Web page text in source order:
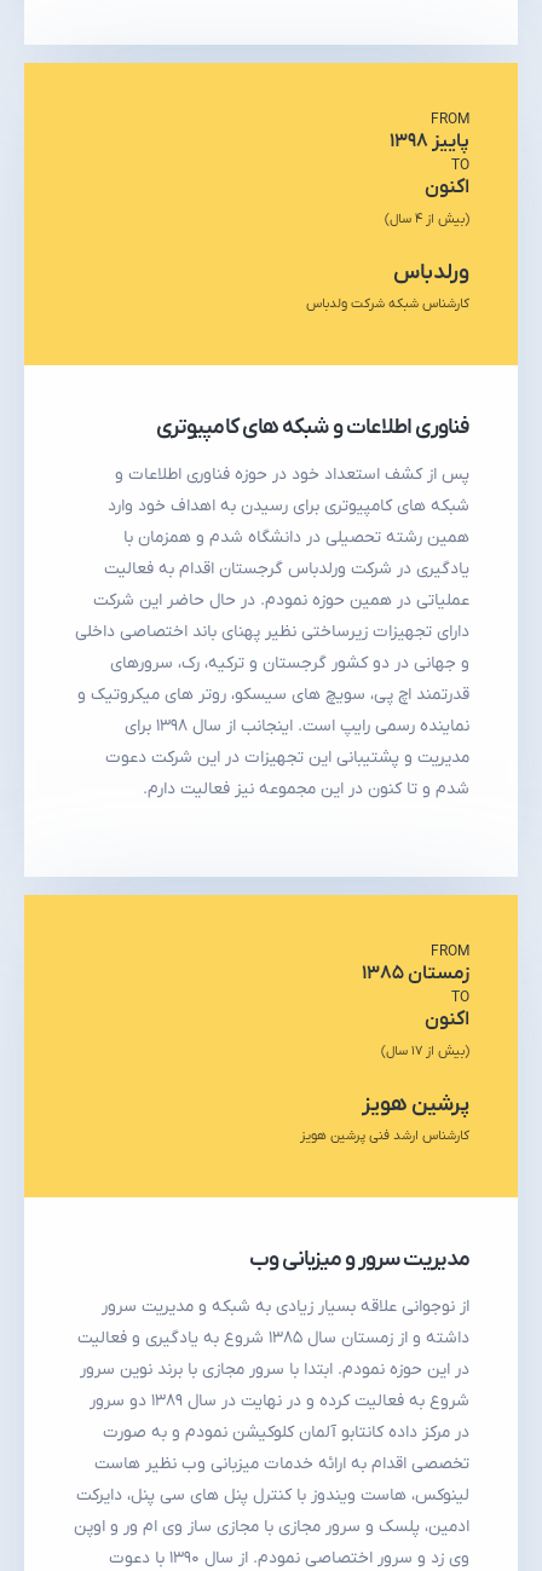
FROM
پاییز ۱۳۹۸
TO
اکنون
(بیش از ۴ سال)
ورلدباس
کارشناس شبکه شرکت ولدباس
فناوری اطلاعات و شبکه های کامپیوتری
پس از کشف استعداد خود در حوزه فناوری اطلاعات و
شبکه های کامپیوتری برای رسیدن به اهداف خود وارد
همین رشته تحصیلی در دانشگاه شدم و همزمان با
یادگیری در شرکت ورلدباس گرجستان اقدام به فعالیت
عملیاتی در همین حوزه نمودم. در حال حاضر این شرکت
دارای تجهیزات زیرساختی نظیر پهنای باند اختصاصی داخلی
و جهانی در دو کشور گرجستان و ترکیه، رک، سرورهای
قدرتمند اچ پی، سویچ های سیسکو، روتر های میکروتیک و
نماینده رسمی رایپ است. اینجانب از سال ۱۳۹۸ برای
مدیریت و پشتیبانی این تجهیزات در این شرکت دعوت
شدم و تا کنون در این مجموعه نیز فعالیت دارم.
FROM
زمستان ۱۳۸۵
TO
اکنون
(بیش از ۱۷ سال)
پرشین هویز
کارشناس ارشد فنی پرشین هویز
مدیریت سرور و میزبانی وب
از نوجوانی علاقه بسیار زیادی به شبکه و مدیریت سرور
داشته و از زمستان سال ۱۳۸۵ شروع به یادگیری و فعالیت
در این حوزه نمودم. ابتدا با سرور مجازی با برند نوین سرور
شروع به فعالیت کرده و در نهایت در سال ۱۳۸۹ دو سرور
در مرکز داده کانتابو آلمان کلوکیشن نمودم و به صورت
تخصصی اقدام به ارائه خدمات میزبانی وب نظیر هاست
لینوکس، هاست ویندوز با کنترل پنل های سی پنل، دایرکت
ادمین، پلسک و سرور مجازی با مجازی ساز وی ام ور و اوپن
وی زد و سرور اختصاصی نمودم. از سال ۱۳۹۰ با دعوت